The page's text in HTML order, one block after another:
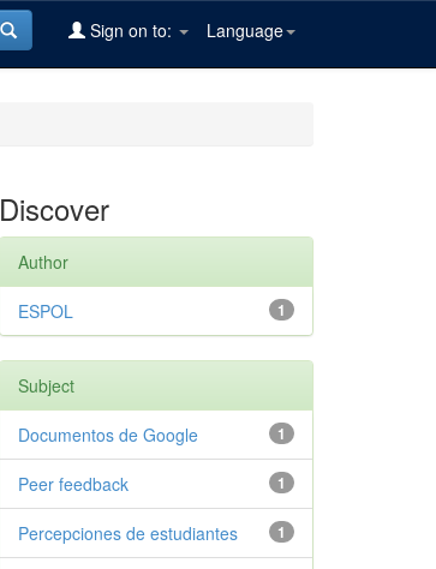
Language
Sign on to:
Discover
Author
1
ESPOL
Subject
1
Documentos de Google
1
Peer feedback
1
Percepciones de estudiantes